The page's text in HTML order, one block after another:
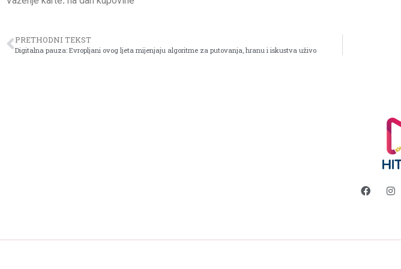
PRETHODNI TEKST
Digitalna pauza: Evropljani ovog ljeta mijenjaju algoritme za putovanja, hranu i iskustva uživo